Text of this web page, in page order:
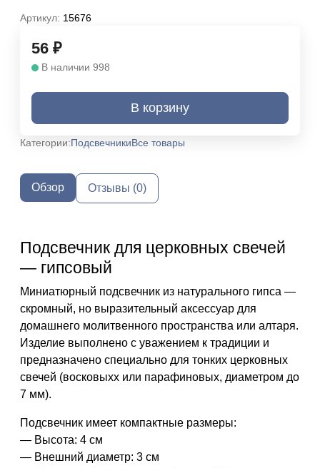
Артикул: 15676
56 ₽
В наличии 998
В корзину
Категории:ПодсвечникиВсе товары
Обзор Отзывы (0)
Подсвечник для церковных свечей
— гипсовый
Миниатюрный подсвечник из натурального гипса —
скромный, но выразительный аксессуар для
домашнего молитвенного пространства или алтаря.
Изделие выполнено с уважением к традиции и
предназначено специально для тонких церковных
свечей (восковыхх или парафиновых, диаметром до
7 мм).
Подсвечник имеет компактные размеры:
— Высота: 4 см
— Внешний диаметр: 3 см